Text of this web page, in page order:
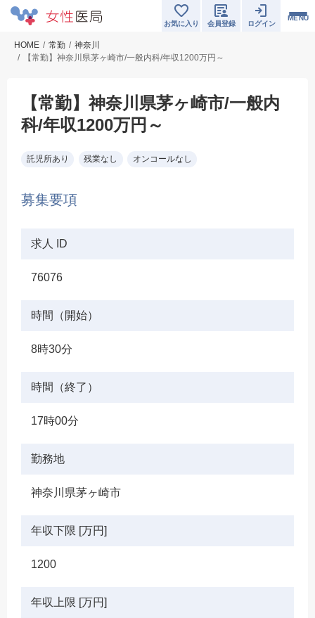
MENU
お気に入り 会員登録 ログイン
HOME 常勤
神奈川
【常勤】神奈川県茅ヶ崎市/一般内科/年収1200万円～
【常勤】神奈川県茅ヶ崎市/一般内
科/年収1200万円～
託児所あり 残業なし オンコールなし
募集要項
求人 ID
76076
時間（開始）
8時30分
時間（終了）
17時00分
勤務地
神奈川県茅ヶ崎市
年収下限 [万円]
1200
年収上限 [万円]